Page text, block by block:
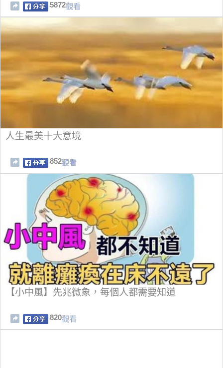
5872觀看
人生最美十大意境
852觀看
【小中風】先兆微象，每個人都需要知道
820觀看